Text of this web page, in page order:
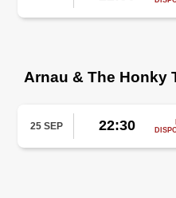
Arnau & The Honky
25 SEP 22:30